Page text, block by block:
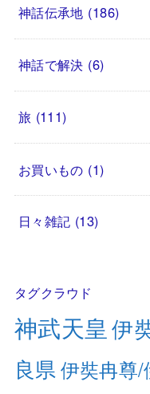
神話伝承地 (186)
神話で解決 (6)
旅 (111)
お買いもの (1)
日々雑記 (13)
タグクラウド
神武天皇 伊
良県 伊奘冉尊